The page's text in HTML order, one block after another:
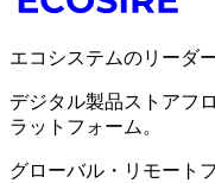
エコシステムのリーダ
デジタル製品ストアフ
ラットフォーム。
グローバル・リモート